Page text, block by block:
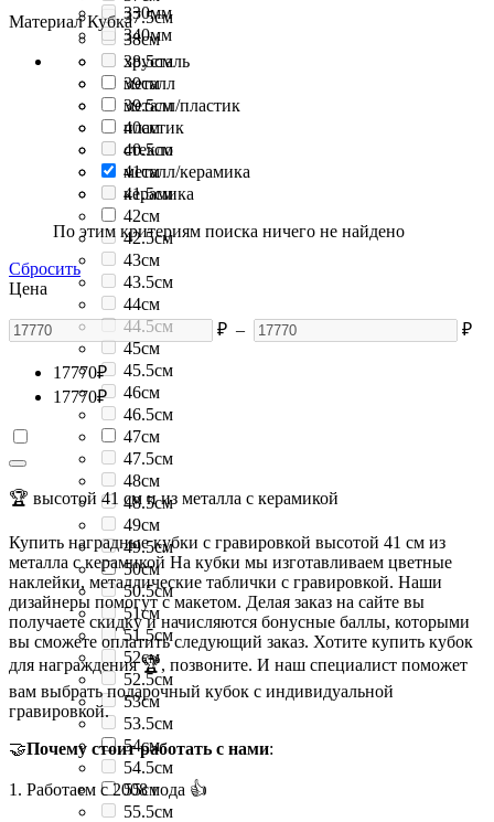
37.5см
38см
38.5см
39см
39.5см
40см
40.5см
41см
41.5см
42см
42.5см
43см
43.5см
44см
44.5см
45см
45.5см
46см
46.5см
47см
47.5см
48см
48.5см
49см
49.5см
50см
50.5см
51см
51.5см
52см
52.5см
53см
53.5см
54см
54.5см
55см
55.5см
330мм
340мм
Материал Кубка
хрусталь
металл
металл/пластик
пластик
стекло
металл/керамика
керамика
По этим критериям поиска ничего не найдено
Сбросить
Цена
₽ – ₽
17770₽
17770₽
🏆 высотой 41 см и из металла с керамикой
Купить наградные кубки с гравировкой высотой 41 см из
металла с керамикой На кубки мы изготавливаем цветные
наклейки, металлические таблички с гравировкой. Наши
дизайнеры помогут с макетом. Делая заказ на сайте вы
получаете скидку и начисляются бонусные баллы, которыми
вы сможете оплатить следующий заказ. Хотите купить кубок
для награждения 🏆, позвоните. И наш специалист поможет
вам выбрать подарочный кубок с индивидуальной
гравировкой.
🤝Почему стоит работать с нами:
1. Работаем с 2008 года 👍